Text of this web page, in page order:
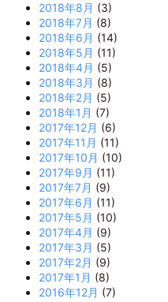
2018年8月 (3)
2018年7月 (8)
2018年6月 (14)
2018年5月 (11)
2018年4月 (5)
2018年3月 (8)
2018年2月 (5)
2018年1月 (7)
2017年12月 (6)
2017年11月 (11)
2017年10月 (10)
2017年9月 (11)
2017年7月 (9)
2017年6月 (11)
2017年5月 (10)
2017年4月 (9)
2017年3月 (5)
2017年2月 (9)
2017年1月 (8)
2016年12月 (7)